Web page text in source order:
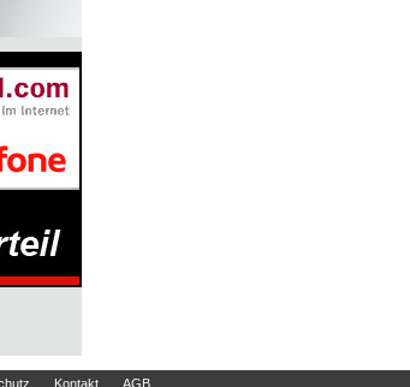
Kontakt AGB